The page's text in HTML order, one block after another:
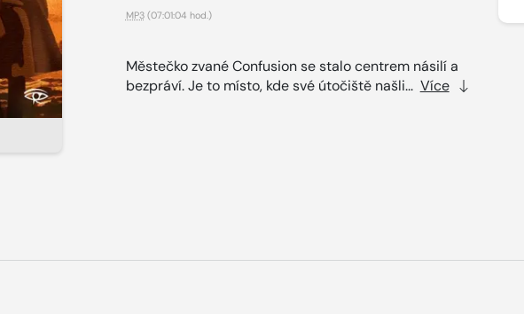
MP3(07:01:04 hod.)
Městečko zvané Confusion se stalo centrem násilí a
bezpráví. Je to místo, kde své útočiště našli... Více